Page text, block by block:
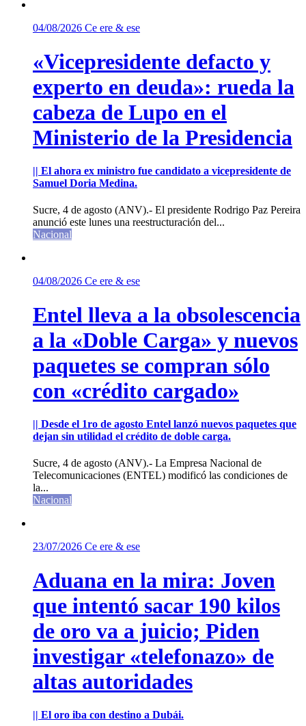
04/08/2026 Ce ere & ese
«Vicepresidente defacto y
experto en deuda»: rueda la
cabeza de Lupo en el
Ministerio de la Presidencia
|| El ahora ex ministro fue candidato a vicepresidente de
Samuel Doria Medina.
Sucre, 4 de agosto (ANV).- El presidente Rodrigo Paz Pereira
anunció este lunes una reestructuración del...
Nacional
04/08/2026 Ce ere & ese
Entel lleva a la obsolescencia
a la «Doble Carga» y nuevos
paquetes se compran sólo
con «crédito cargado»
|| Desde el 1ro de agosto Entel lanzó nuevos paquetes que
dejan sin utilidad el crédito de doble carga.
Sucre, 4 de agosto (ANV).- La Empresa Nacional de
Telecomunicaciones (ENTEL) modificó las condiciones de
la...
Nacional
23/07/2026 Ce ere & ese
Aduana en la mira: Joven
que intentó sacar 190 kilos
de oro va a juicio; Piden
investigar «telefonazo» de
altas autoridades
|| El oro iba con destino a Dubái.